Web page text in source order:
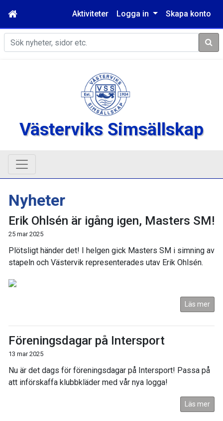
Aktiviteter Logga in Skapa konto
Sök
Västerviks Simsällskap
Nyheter
Erik Ohlsén är igång igen, Masters SM!
25 mar 2025
Plötsligt händer det! I helgen gick Masters SM i simning av
stapeln och Västervik representerades utav Erik Ohlsén.
Läs mer
Föreningsdagar på Intersport
13 mar 2025
Nu är det dags för föreningsdagar på Intersport! Passa på
att införskaffa klubbkläder med vår nya logga!
Läs mer